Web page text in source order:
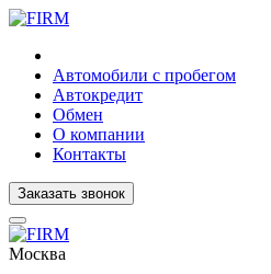
Автомобили с пробегом
Автокредит
Обмен
О компании
Контакты
Заказать звонок
Москва